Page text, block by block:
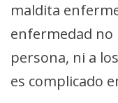
maldita
enfermedad no
persona, ni a
es complicado